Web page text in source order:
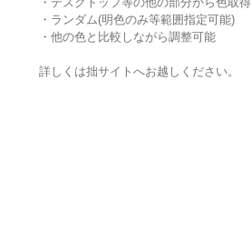
・ランダム(明色のみ等範囲指定可能)
・他の色と比較しながら調整可能
詳しくは拙サイトへお越しください。